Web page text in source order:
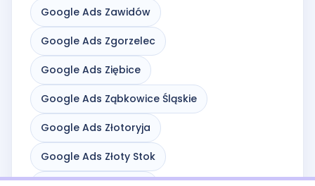
Google Ads Zawidów
Google Ads Zgorzelec
Google Ads Ziębice
Google Ads Ząbkowice Śląskie
Google Ads Złotoryja
Google Ads Złoty Stok